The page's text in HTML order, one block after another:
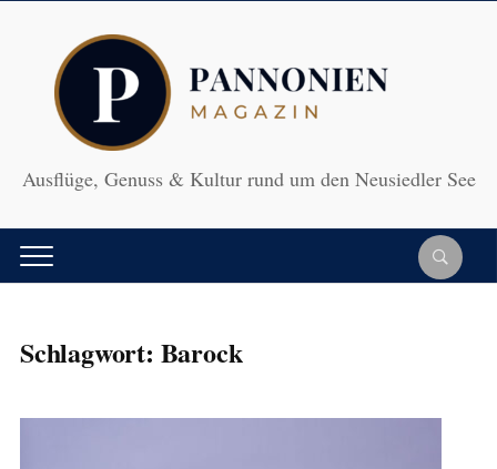
Ausflüge, Genuss & Kultur rund um den Neusiedler See
Schlagwort: Barock